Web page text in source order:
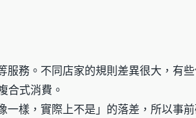
務。不同店家的規則差異很大，有
合式消費。
樣，實際上不是」的落差，所以事